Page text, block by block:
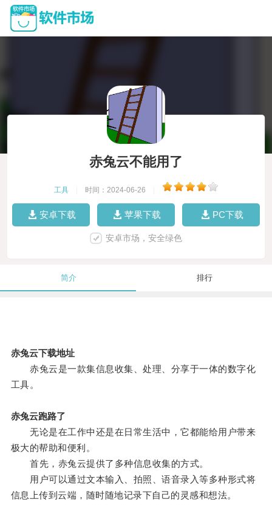
赤兔云不能用了
工具 时间：2024-06-26
安卓下载 苹果下载 PC下载
安卓市场，安全绿色
简介 排行
赤兔云下载地址
赤兔云是一款集信息收集、处理、分享于一体的数字化
工具。
赤兔云跑路了
无论是在工作中还是在日常生活中，它都能给用户带来
极大的帮助和便利。
首先，赤兔云提供了多种信息收集的方式。
用户可以通过文本输入、拍照、语音录入等多种形式将
信息上传到云端，随时随地记录下自己的灵感和想法。